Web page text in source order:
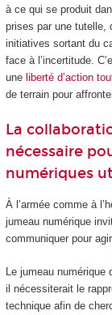
à ce qui se produit
prises par une tutelle,
initiatives sortant du
face à l’incertitude.
une liberté d’action
de terrain pour
La
nécessaire
numériques
À l’armée comme à
jumeau numérique
communiquer pour
Le jumeau numérique
il nécessiterait le
technique afin de